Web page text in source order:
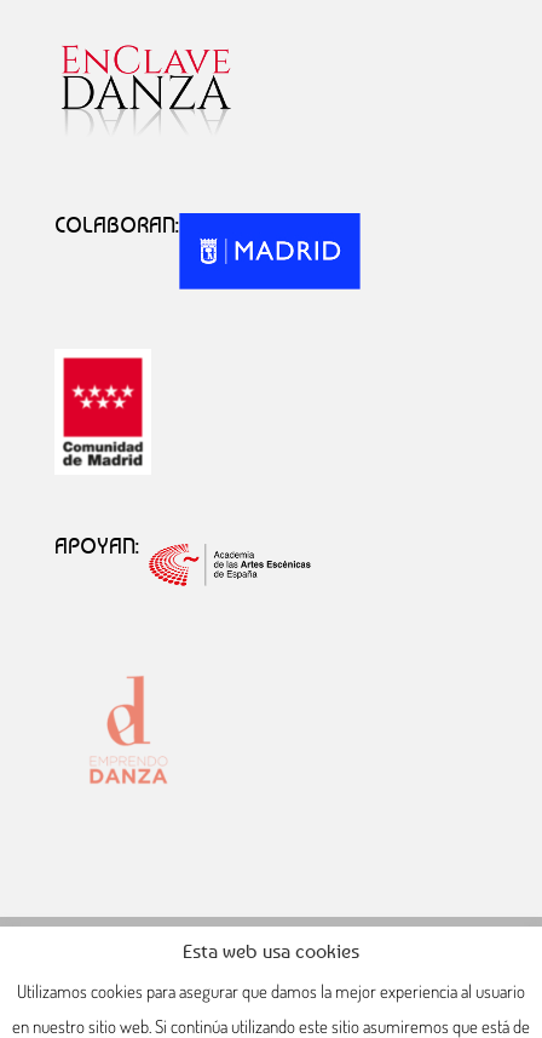
COLABORAN:
APOYAN:
POLÍTICA DE PRIVACIDAD COOKIES
Esta web usa cookies
Utilizamos cookies para asegurar que damos la mejor experiencia al usuario
en nuestro sitio web. Si continúa utilizando este sitio asumiremos que está de